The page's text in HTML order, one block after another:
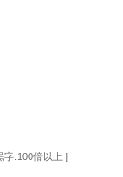
字:100倍以上 ]